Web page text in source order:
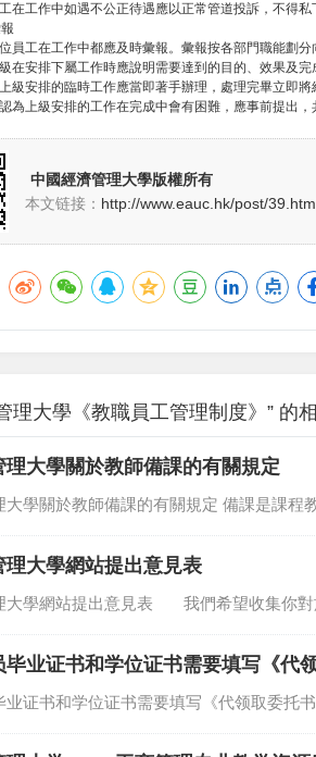
在工作中如遇不公正待遇應以正常管道投訴，不得私
員工在工作中都應及時彙報。彙報按各部門職能劃分
在安排下屬工作時應說明需要達到的目的、效果及完
級安排的臨時工作應當即著手辦理，處理完畢立即將
為上級安排的工作在完成中會有困難，應事前提出，
中國經濟管理大學版權所有
本文链接： http://www.eauc.hk/post/
理大學《教職員工管理制度》” 的
理大學關於教師備課的有關規定
大學關於教師備課的有關規定 備課是課
理大學網站提出意見表
大學網站提出意見表 我們希望收集你
毕业证书和学位证书需要填写《代
业证书和学位证书需要填写《代领取委托